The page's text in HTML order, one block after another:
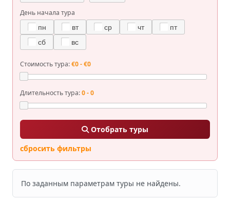
День начала тура
пн вт ср чт
пт
сб
вс
Стоимость тура:€0 - €0
Длительность тура:0 - 0
Отобрать туры
сбросить фильтры
По заданным параметрам туры не найдены.